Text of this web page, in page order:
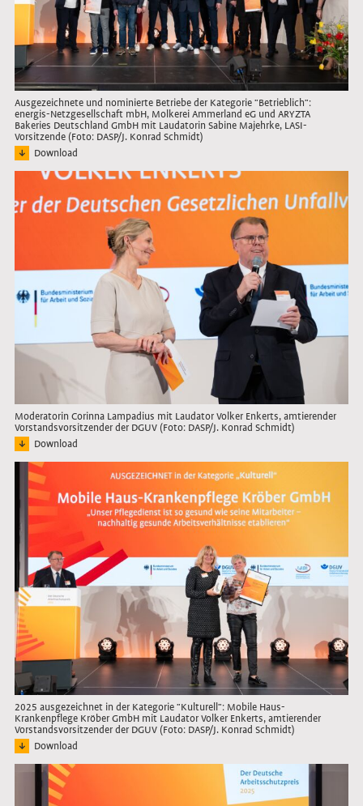
Ausgezeichnete und nominierte Betriebe der Kategorie "Betrieblich":
energis-Netzgesellschaft mbH, Molkerei Ammerland eG und ARYZTA
Bakeries Deutschland GmbH mit Laudatorin Sabine Majehrke, LASI-
Vorsitzende (Foto: DASP/J. Konrad Schmidt)
Download
Link öffnet das Bild in Lightbox
Moderatorin Corinna Lampadius mit Laudator Volker Enkerts, amtierender
Vorstandsvorsitzender der DGUV (Foto: DASP/J. Konrad Schmidt)
Download
Link öffnet das Bild in Lightbox
2025 ausgezeichnet in der Kategorie "Kulturell": Mobile Haus-
Krankenpflege Kröber GmbH mit Laudator Volker Enkerts, amtierender
Vorstandsvorsitzender der DGUV (Foto: DASP/J. Konrad Schmidt)
Download
Link öffnet das Bild in Lightbox